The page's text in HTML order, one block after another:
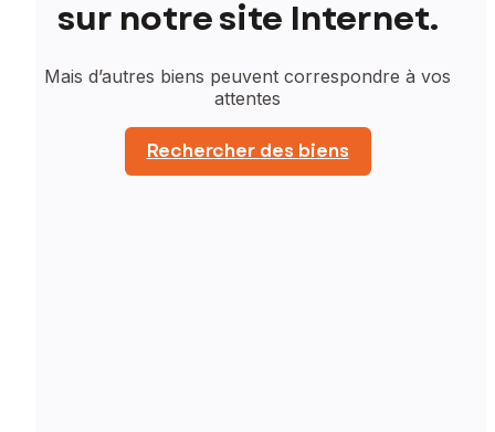
sur notre site Internet.
Mais d’autres biens peuvent correspondre à vos
attentes
Rechercher des biens